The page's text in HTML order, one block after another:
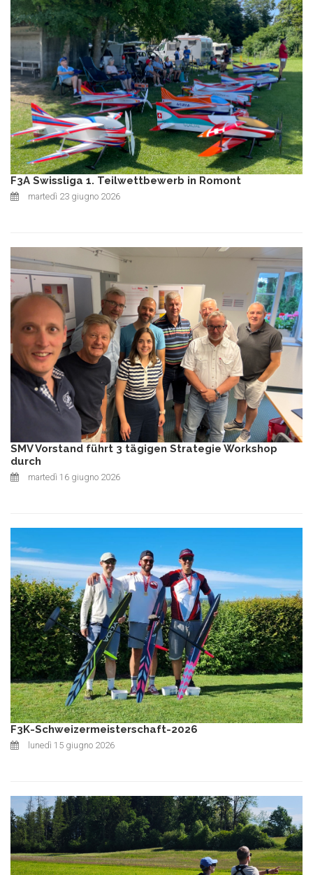
F3A Swissliga 1. Teilwettbewerb in Romont
martedì 23 giugno 2026
SMV Vorstand führt 3 tägigen Strategie Workshop
durch
martedì 16 giugno 2026
F3K-Schweizermeisterschaft-2026
lunedì 15 giugno 2026